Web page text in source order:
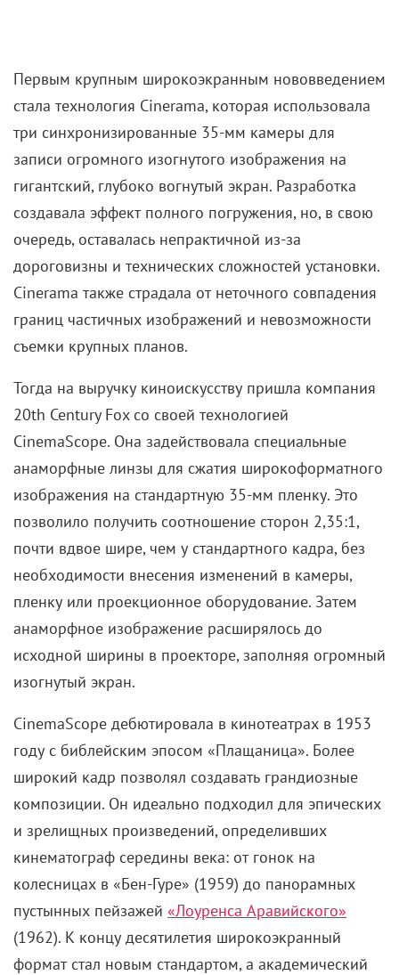
Первым крупным широкоэкранным нововведением
стала технология Cinerama, которая использовала
три синхронизированные 35-мм камеры для
записи огромного изогнутого изображения на
гигантский, глубоко вогнутый экран. Разработка
создавала эффект полного погружения, но, в свою
очередь, оставалась непрактичной из-за
дороговизны и технических сложностей установки.
Cinerama также страдала от неточного совпадения
границ частичных изображений и невозможности
съемки крупных планов.
Тогда на выручку киноискусству пришла компания
20th Century Fox со своей технологией
CinemaScope. Она задействовала специальные
анаморфные линзы для сжатия широкоформатного
изображения на стандартную 35-мм пленку. Это
позволило получить соотношение сторон 2,35:1,
почти вдвое шире, чем у стандартного кадра, без
необходимости внесения изменений в камеры,
пленку или проекционное оборудование. Затем
анаморфное изображение расширялось до
исходной ширины в проекторе, заполняя огромный
изогнутый экран.
CinemaScope дебютировала в кинотеатрах в 1953
году с библейским эпосом «Плащаница». Более
широкий кадр позволял создавать грандиозные
композиции. Он идеально подходил для эпических
и зрелищных произведений, определивших
кинематограф середины века: от гонок на
колесницах в «Бен-Гуре» (1959) до панорамных
пустынных пейзажей «Лоуренса Аравийского»
(1962). К концу десятилетия широкоэкранный
формат стал новым стандартом, а академический